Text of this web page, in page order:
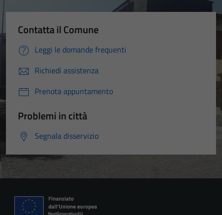
Contatta il Comune
Leggi le domande frequenti
Richiedi assistenza
Prenota appuntamento
Problemi in città
Segnala disservizio